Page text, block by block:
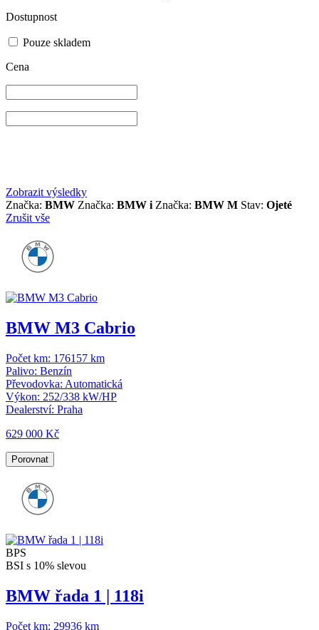
Dostupnost
Pouze skladem
Cena
Zobrazit výsledky
Značka: BMW Značka: BMW i Značka: BMW M Stav: Ojeté
Zrušit vše
BMW M3 Cabrio
Počet km: 176157 km
Palivo: Benzín
Převodovka: Automatická
Výkon: 252/338 kW/HP
Dealerství: Praha
629 000 Kč
Porovnat
BPS
BSI s 10% slevou
BMW řada 1 | 118i
Počet km: 29936 km